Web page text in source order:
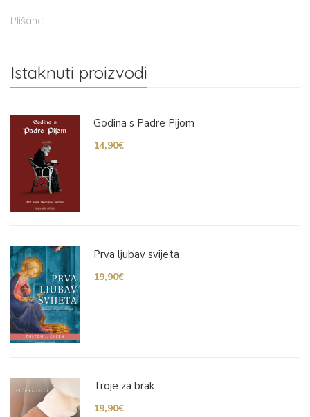
Plišanci
Istaknuti proizvodi
Godina s Padre Pijom
14,90€
Prva ljubav svijeta
19,90€
Troje za brak
19,90€